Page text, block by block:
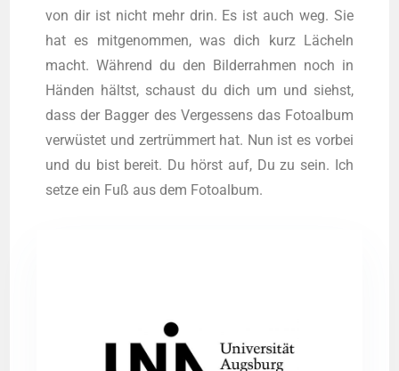
von dir ist nicht mehr drin. Es ist auch weg. Sie
hat es mit­ge­nom­men, was dich kurz Lächeln
macht. Wäh­rend du den Bil­der­rah­men noch in
Hän­den hältst, schaust du dich um und siehst,
dass der Bag­ger des Ver­ges­sens das Foto­al­bum
ver­wüs­tet und zer­trüm­mert hat. Nun ist es vor­bei
und du bist bereit. Du hörst auf, Du zu sein. Ich
set­ze ein Fuß aus dem Fotoalbum.